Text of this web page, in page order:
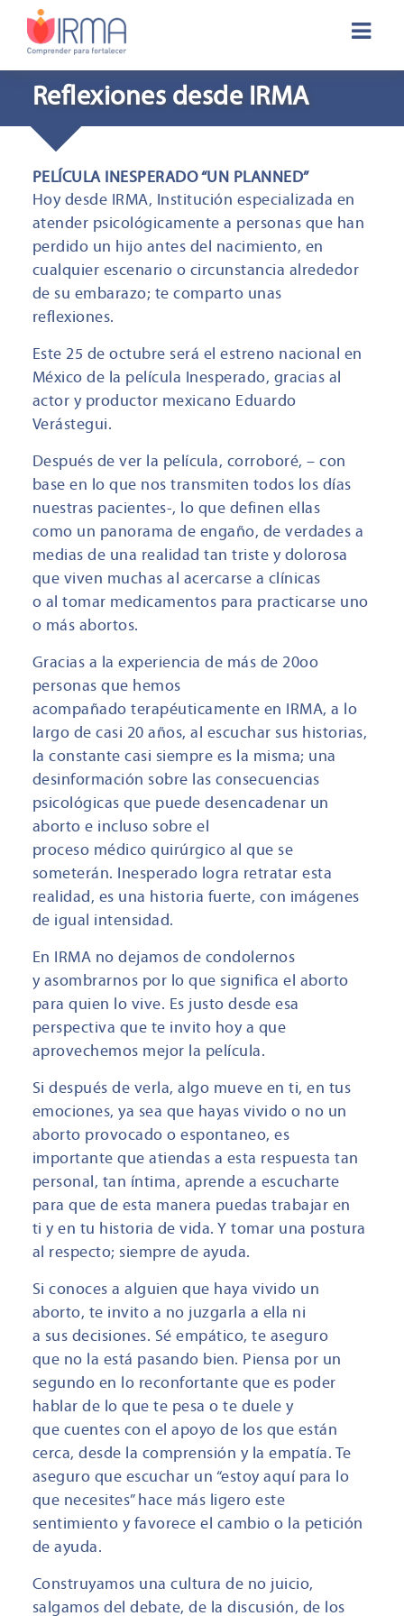
Reflexiones desde IRMA
PELÍCULA INESPERADO “UN PLANNED”
Hoy desde IRMA, Institución especializada en
atender psicológicamente a personas que han
perdido un hijo antes del nacimiento, en
cualquier escenario o circunstancia alrededor
de su embarazo; te comparto unas
reflexiones.
Este 25 de octubre será el estreno nacional en
México de la película Inesperado, gracias al
actor y productor mexicano Eduardo
Verástegui.
Después de ver la película, corroboré, – con
base en lo que nos transmiten todos los días
nuestras pacientes-, lo que definen ellas
como un panorama de engaño, de verdades a
medias de una realidad tan triste y dolorosa
que viven muchas al acercarse a clínicas
o al tomar medicamentos para practicarse uno
o más abortos.
Gracias a la experiencia de más de 20oo
personas que hemos
acompañado terapéuticamente en IRMA, a lo
largo de casi 20 años, al escuchar sus historias,
la constante casi siempre es la misma; una
desinformación sobre las consecuencias
psicológicas que puede desencadenar un
aborto e incluso sobre el
proceso médico quirúrgico al que se
someterán. Inesperado logra retratar esta
realidad, es una historia fuerte, con imágenes
de igual intensidad.
En IRMA no dejamos de condolernos
y asombrarnos por lo que significa el aborto
para quien lo vive. Es justo desde esa
perspectiva que te invito hoy a que
aprovechemos mejor la película.
Si después de verla, algo mueve en ti, en tus
emociones, ya sea que hayas vivido o no un
aborto provocado o espontaneo, es
importante que atiendas a esta respuesta tan
personal, tan íntima, aprende a escucharte
para que de esta manera puedas trabajar en
ti y en tu historia de vida. Y tomar una postura
al respecto; siempre de ayuda.
Si conoces a alguien que haya vivido un
aborto, te invito a no juzgarla a ella ni
a sus decisiones. Sé empático, te aseguro
que no la está pasando bien. Piensa por un
segundo en lo reconfortante que es poder
hablar de lo que te pesa o te duele y
que cuentes con el apoyo de los que están
cerca, desde la comprensión y la empatía. Te
aseguro que escuchar un “estoy aquí para lo
que necesites” hace más ligero este
sentimiento y favorece el cambio o la petición
de ayuda.
Construyamos una cultura de no juicio,
salgamos del debate, de la discusión, de los